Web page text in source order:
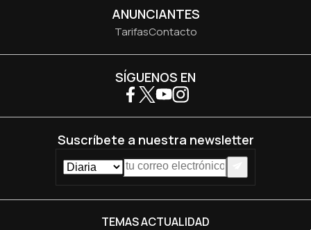
ANUNCIANTES
TarifasContacto
TEMAS ACTUALIDAD
SÍGUENOS EN
Suscríbete a nuestra newsletter